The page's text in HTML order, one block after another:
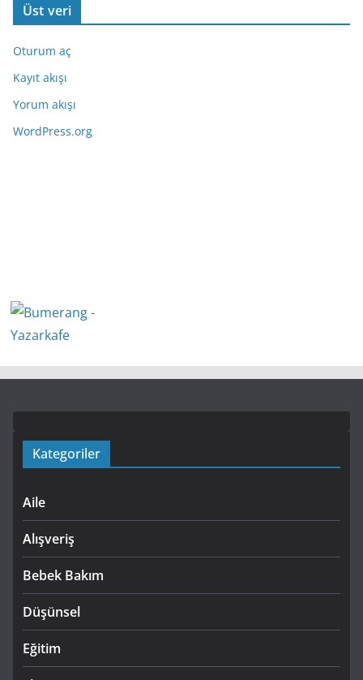
Üst veri
Oturum aç
Kayıt akışı
Yorum akışı
WordPress.org
Kategoriler
Aile
Alışveriş
Bebek Bakım
Düşünsel
Eğitim